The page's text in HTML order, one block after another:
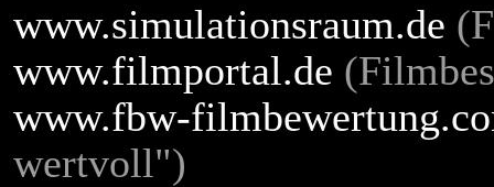
www.simulationsraum.de
www.filmportal.de
www.fbw-
wertvoll")